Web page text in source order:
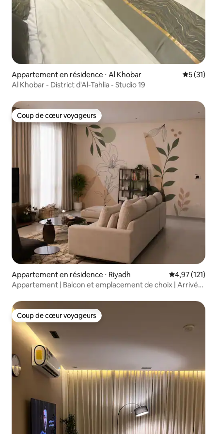
Appartement en résidence ⋅ Al Khobar
5 (31)
Al Khobar - District d'Al-Tahlia - Studio 19
Coup de cœur voyageurs
Coup de cœur voyageurs
Appartement en résidence ⋅ Riyadh Évaluation
4,97 (121)
Appartement | Balcon et emplacement de choix | Arrivée
Coup de cœur voyageurs
Coup de cœur voyageurs